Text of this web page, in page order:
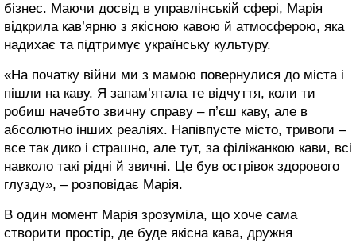
бізнес. Маючи досвід в управлінській сфері, Марія
відкрила кав’ярню з якісною кавою й атмосферою, яка
надихає та підтримує українську культуру.
«На початку війни ми з мамою повернулися до міста і
пішли на каву. Я запам’ятала те відчуття, коли ти
робиш начебто звичну справу – п’єш каву, але в
абсолютно інших реаліях. Напівпусте місто, тривоги –
все так дико і страшно, але тут, за філіжанкою кави, всі
навколо такі рідні й звичні. Це був острівок здорового
глузду», – розповідає Марія.
В один момент Марія зрозуміла, що хоче сама
створити простір, де буде якісна кава, дружня